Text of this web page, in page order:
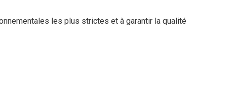
les plus strictes et à garantir la qualité